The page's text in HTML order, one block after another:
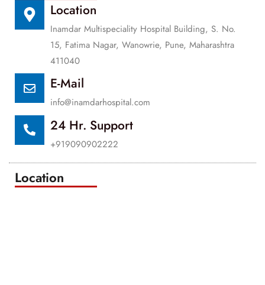
Location
Inamdar Multispeciality Hospital Building, S. No.
15, Fatima Nagar, Wanowrie, Pune, Maharashtra
411040
E-Mail
info@inamdarhospital.com
24 Hr. Support
+919090902222
Location